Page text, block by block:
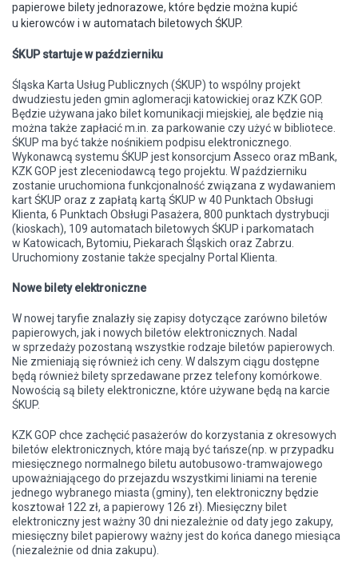
papierowe bilety jednorazowe, które będzie można kupić
u kierowców i w automatach biletowych ŚKUP.
ŚKUP startuje w październiku
Śląska Karta Usług Publicznych (ŚKUP) to wspólny projekt
dwudziestu jeden gmin aglomeracji katowickiej oraz KZK GOP.
Będzie używana jako bilet komunikacji miejskiej, ale będzie nią
można także zapłacić m.in. za parkowanie czy użyć w bibliotece.
ŚKUP ma być także nośnikiem podpisu elektronicznego.
Wykonawcą systemu ŚKUP jest konsorcjum Asseco oraz mBank,
KZK GOP jest zleceniodawcą tego projektu. W październiku
zostanie uruchomiona funkcjonalność związana z wydawaniem
kart ŚKUP oraz z zapłatą kartą ŚKUP w 40 Punktach Obsługi
Klienta, 6 Punktach Obsługi Pasażera, 800 punktach dystrybucji
(kioskach), 109 automatach biletowych ŚKUP i parkomatach
w Katowicach, Bytomiu, Piekarach Śląskich oraz Zabrzu.
Uruchomiony zostanie także specjalny Portal Klienta.
Nowe bilety elektroniczne
W nowej taryfie znalazły się zapisy dotyczące zarówno biletów
papierowych, jak i nowych biletów elektronicznych. Nadal
w sprzedaży pozostaną wszystkie rodzaje biletów papierowych.
Nie zmieniają się również ich ceny. W dalszym ciągu dostępne
będą również bilety sprzedawane przez telefony komórkowe.
Nowością są bilety elektroniczne, które używane będą na karcie
ŚKUP.
KZK GOP chce zachęcić pasażerów do korzystania z okresowych
biletów elektronicznych, które mają byćtańsze(np. w przypadku
miesięcznego normalnego biletu autobusowo-tramwajowego
upoważniającego do przejazdu wszystkimi liniami na terenie
jednego wybranego miasta (gminy), ten elektroniczny będzie
kosztował 122 zł, a papierowy 126 zł). Miesięczny bilet
elektroniczny jest ważny 30 dni niezależnie od daty jego zakupy,
miesięczny bilet papierowy ważny jest do końca danego miesiąca
(niezależnie od dnia zakupu).